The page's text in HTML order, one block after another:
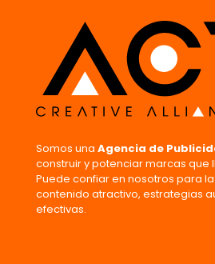
Somos una Agencia de
construir y potenciar marcas que
Puede confiar en nosotros para
contenido atractivo, estrategias
efectivas.